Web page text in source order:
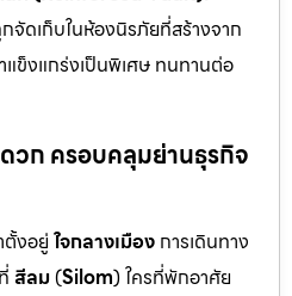
ดเก็บในห้องนิรภัยที่สร้างจาก
แข็งแกร่งเป็นพิเศษ ทนทานต่อ
วก ครอบคลุมย่านธุรกิจ
ตั้งอยู่ ใจกลางเมือง การเดินทาง
สีลม(Silom) ใครที่พักอาศัย